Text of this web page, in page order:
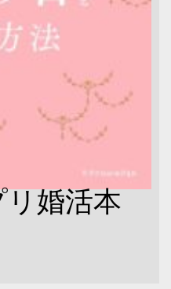
婚活本